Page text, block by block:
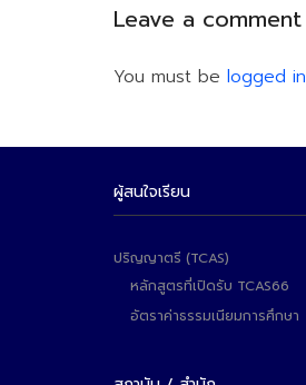
Leave a comment
You must be logged in
ผู้สนใจเรียน
ปริญญาตรี (TCAS)
หลักสูตรที่เปิดรับ TCAS66
อัตราค่าธรรมเนียมการศึกษา